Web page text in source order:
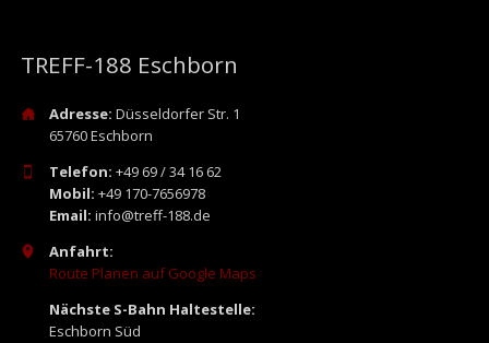
TREFF-188 Eschborn
Adresse: Düsseldorfer Str. 1
65760 Eschborn
Telefon: +49 69 / 34 16 62
Mobil: +49 170-7656978
Email: info@treff-188.de
Anfahrt:
Route Planen auf Google Maps
Nächste S-Bahn Haltestelle:
Eschborn Süd